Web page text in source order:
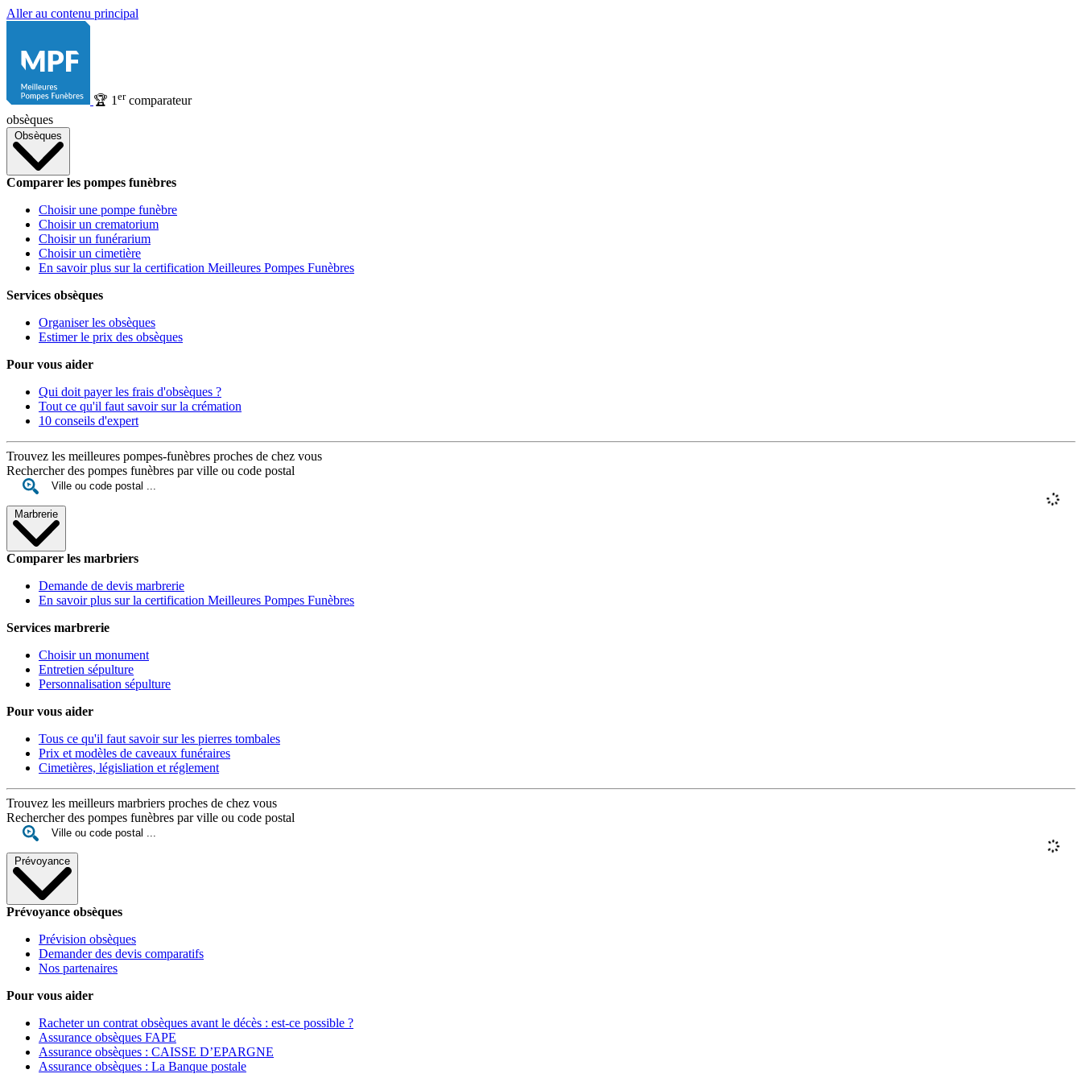
Aller au contenu principal
🏆 1 ercomparateur
obsèques
Obsèques
Comparer les pompes funèbres
Choisir une pompe funèbre
Choisir un crematorium
Choisir un funérarium
Choisir un cimetière
En savoir plus sur la certification Meilleures Pompes Funèbres
Services obsèques
Organiser les obsèques
Estimer le prix des obsèques
Pour vous aider
Qui doit payer les frais d'obsèques ?
Tout ce qu'il faut savoir sur la crémation
10 conseils d'expert
Trouvez les meilleures pompes-funèbres proches de chez vous
Rechercher des pompes funèbres par ville ou code postal
Marbrerie
Comparer les marbriers
Demande de devis marbrerie
En savoir plus sur la certification Meilleures Pompes Funèbres
Services marbrerie
Choisir un monument
Entretien sépulture
Personnalisation sépulture
Pour vous aider
Tous ce qu'il faut savoir sur les pierres tombales
Prix et modèles de caveaux funéraires
Cimetières, législiation et réglement
Trouvez les meilleurs marbriers proches de chez vous
Rechercher des pompes funèbres par ville ou code postal
Prévoyance
Prévoyance obsèques
Prévision obsèques
Demander des devis comparatifs
Nos partenaires
Pour vous aider
Racheter un contrat obsèques avant le décès : est-ce possible ?
Assurance obsèques FAPE
Assurance obsèques : CAISSE D’EPARGNE
Assurance obsèques : La Banque postale